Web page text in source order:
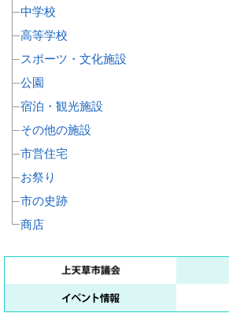
中学校
高等学校
スポーツ・文化施設
公園
宿泊・観光施設
その他の施設
市営住宅
お祭り
市の史跡
商店